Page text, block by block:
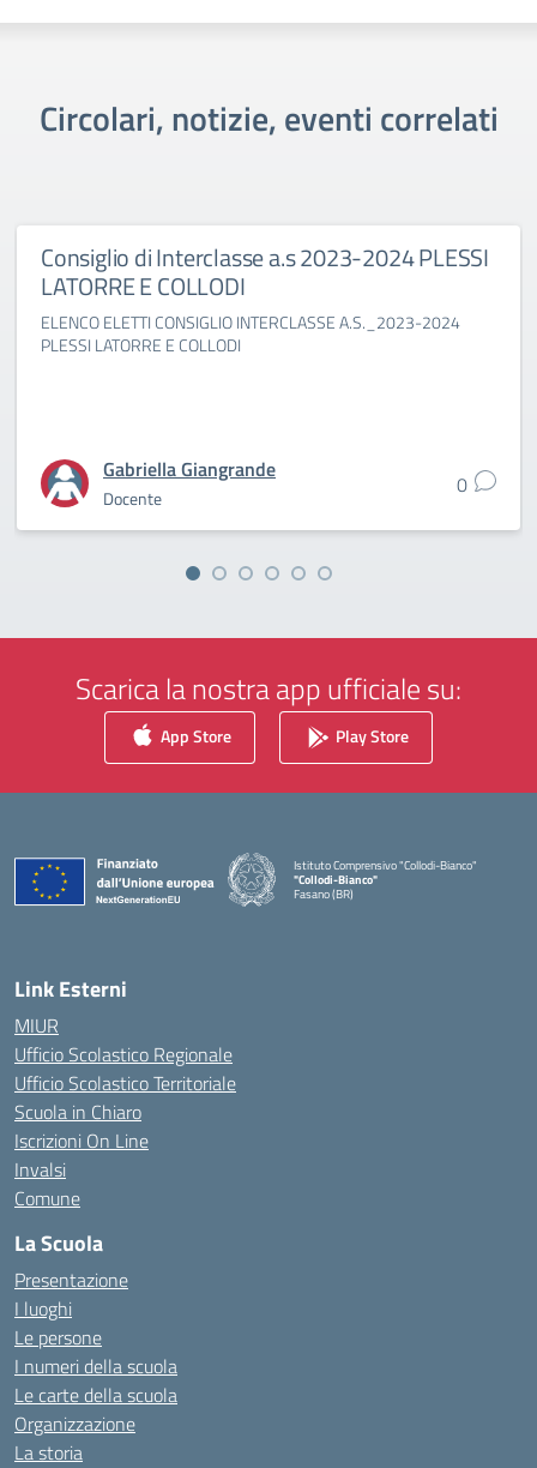
Circolari, notizie, eventi correlati
Consiglio di Interclasse a.s 2023-2024 PLESSI
LATORRE E COLLODI
ELENCO ELETTI CONSIGLIO INTERCLASSE A.S._2023-2024
PLESSI LATORRE E COLLODI
Gabriella Giangrande
Docente 0
Scarica la nostra app ufficiale su:
App Store Play Store
Istituto Comprensivo "Collodi-Bianco"
"Collodi-Bianco"
Fasano (BR)
Link Esterni
MIUR
Ufficio Scolastico Regionale
Ufficio Scolastico Territoriale
Scuola in Chiaro
Iscrizioni On Line
Invalsi
Comune
La Scuola
Presentazione
I luoghi
Le persone
I numeri della scuola
Le carte della scuola
Organizzazione
La storia